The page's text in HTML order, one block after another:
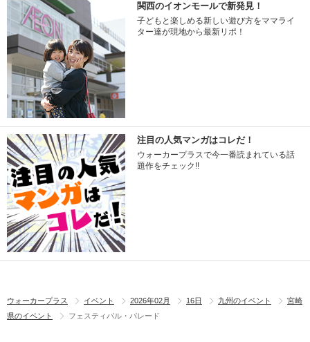
関西のイオンモールで新発見！
子どもと楽しめる新しい遊び方をママライ
ター達が現地から最新リポ！
注目の人気マンガはコレだ！
ウォーカープラスで今一番読まれている話
題作をチェック!!
ウォーカープラス イベント 2026年02月 16日 九州のイベント
宮崎
県のイベント
フェスティバル・パレード